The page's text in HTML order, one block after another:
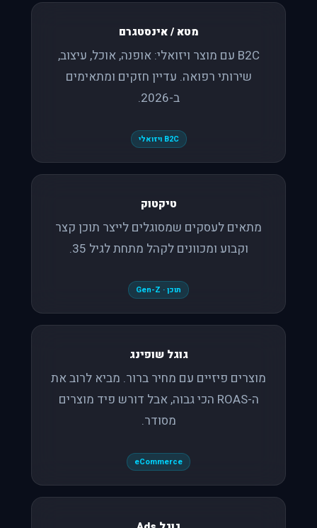
מטא / אינסטגרם
B2C עם מוצר ויזואלי: אופנה, אוכל, עיצוב,
שירותי רפואה. עדיין חזקים ומתאימים
ב-2026.
B2C ויזואלי
טיקטוק
מתאים לעסקים שמסוגלים לייצר תוכן קצר
וקבוע ומכוונים לקהל מתחת לגיל 35.
תוכן · Gen-Z
גוגל שופינג
מוצרים פיזיים עם מחיר ברור. מביא לרוב את
ה-ROAS הכי גבוה, אבל דורש פיד מוצרים
מסודר.
eCommerce